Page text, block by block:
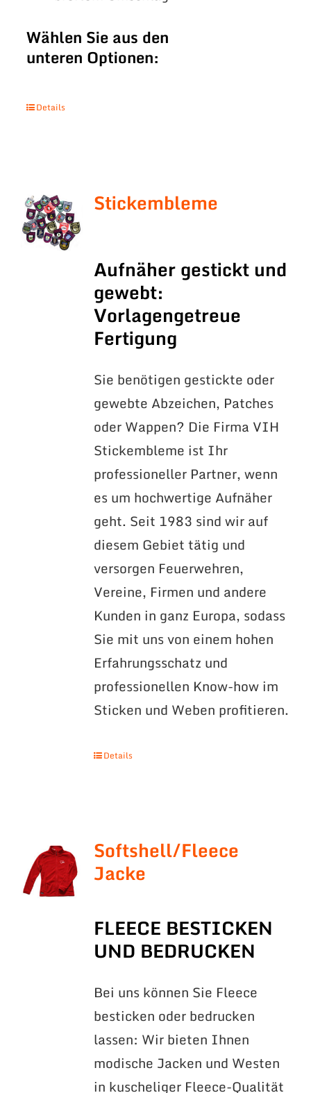
Wählen Sie aus den
unteren Optionen:
Details
Stickembleme
Aufnäher gestickt und
gewebt:
Vorlagengetreue
Fertigung
Sie benötigen gestickte oder
gewebte Abzeichen, Patches
oder Wappen? Die Firma VIH
Stickembleme ist Ihr
professioneller Partner, wenn
es um hochwertige Aufnäher
geht. Seit 1983 sind wir auf
diesem Gebiet tätig und
versorgen Feuerwehren,
Vereine, Firmen und andere
Kunden in ganz Europa, sodass
Sie mit uns von einem hohen
Erfahrungsschatz und
professionellen Know-how im
Sticken und Weben profitieren.
Details
Softshell/Fleece
Jacke
FLEECE BESTICKEN
UND BEDRUCKEN
Bei uns können Sie Fleece
besticken oder bedrucken
lassen: Wir bieten Ihnen
modische Jacken und Westen
in kuscheliger Fleece-Qualität